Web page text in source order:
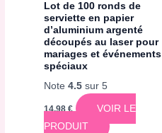
Lot de 100 ronds de
serviette en papier
d’aluminium argenté
découpés au laser pour
mariages et événements
spéciaux
Note4.5 sur 5
14,98€
VOIR LE
PRODUIT